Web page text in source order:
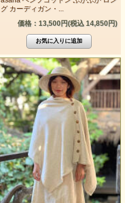
グ カーディガン・...
価格：13,500円(税込 14,850円)